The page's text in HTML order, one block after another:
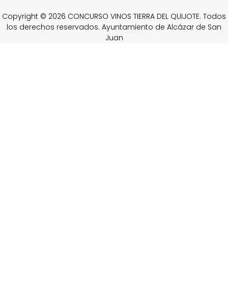
Copyright © 2026 CONCURSO VINOS TIERRA DEL QUIJOTE. Todos
los derechos reservados. Ayuntamiento de Alcázar de San
Juan